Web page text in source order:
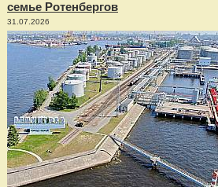
семье Ротенбергов
31.07.2026